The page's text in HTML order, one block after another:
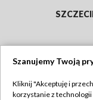
Szanujemy Twoją
Kliknij "Akceptuję i
korzystanie z